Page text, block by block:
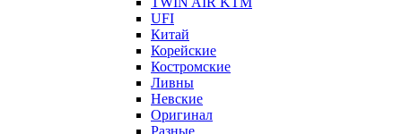
UFI
Китай
Корейские
Костромские
Ливны
Невские
Оригинал
Разные